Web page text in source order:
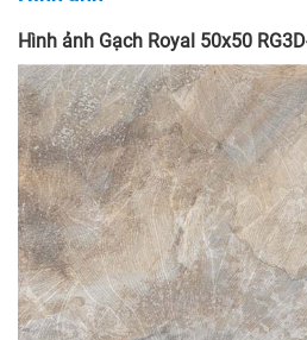
Hình ảnh Gạch Royal 50x50